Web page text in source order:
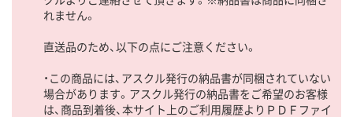
れません。
直送品のため、以下の点にご注意ください。
・この商品には、アスクル発行の納品書が同梱されていない
場合があります。アスクル発行の納品書をご希望のお客様
は、商品到着後、本サイト上のご利用履歴よりＰＤＦファイ